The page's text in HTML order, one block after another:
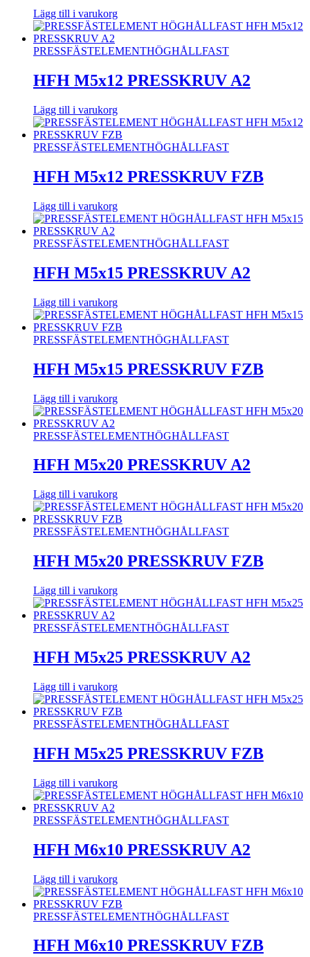
Lägg till i varukorg
PRESSFÄSTELEMENTHÖGHÅLLFAST
HFH M5x12 PRESSKRUV A2
Lägg till i varukorg
PRESSFÄSTELEMENTHÖGHÅLLFAST
HFH M5x12 PRESSKRUV FZB
Lägg till i varukorg
PRESSFÄSTELEMENTHÖGHÅLLFAST
HFH M5x15 PRESSKRUV A2
Lägg till i varukorg
PRESSFÄSTELEMENTHÖGHÅLLFAST
HFH M5x15 PRESSKRUV FZB
Lägg till i varukorg
PRESSFÄSTELEMENTHÖGHÅLLFAST
HFH M5x20 PRESSKRUV A2
Lägg till i varukorg
PRESSFÄSTELEMENTHÖGHÅLLFAST
HFH M5x20 PRESSKRUV FZB
Lägg till i varukorg
PRESSFÄSTELEMENTHÖGHÅLLFAST
HFH M5x25 PRESSKRUV A2
Lägg till i varukorg
PRESSFÄSTELEMENTHÖGHÅLLFAST
HFH M5x25 PRESSKRUV FZB
Lägg till i varukorg
PRESSFÄSTELEMENTHÖGHÅLLFAST
HFH M6x10 PRESSKRUV A2
Lägg till i varukorg
PRESSFÄSTELEMENTHÖGHÅLLFAST
HFH M6x10 PRESSKRUV FZB